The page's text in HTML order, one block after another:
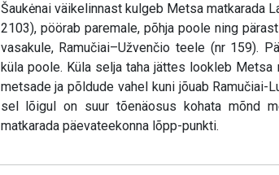
Šaukėnai väikelinnast kulgeb Metsa matkarada
2103), pöörab paremale, põhja poole ning
vasakule, Ramučiai–Užvenčio teele (nr 159).
küla poole. Küla selja taha jättes lookleb
metsade ja põldude vahel kuni jõuab
sel lõigul on suur tõenäosus kohata mõnd
matkarada päevateekonna lõpp-punkti.